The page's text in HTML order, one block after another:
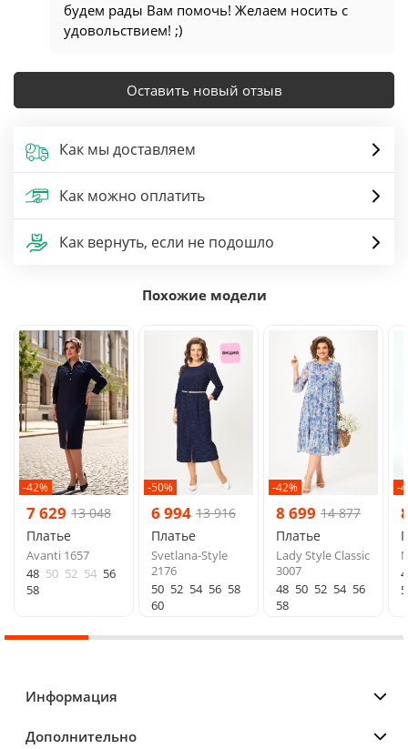
будем рады Вам помочь! Желаем носить с
удовольствием! ;)
Оставить новый отзыв
Как мы доставляем
Как можно оплатить
Как вернуть, если не подошло
Похожие модели
-42%
7 629 13 048
Платье
Avanti 1657
48 50 52 54 56
58
-50%
6 994 13 916
Платье
Svetlana-Style
2176
50 52 54 56 58
60
-42%
8 699 14 877
Платье
Lady Style Classic
3007
48 50 52 54 56
58
-
Информация
Дополнительно